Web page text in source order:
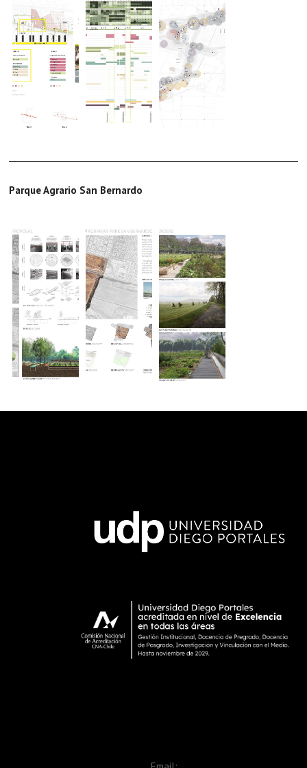
Parque Agrario San Bernardo